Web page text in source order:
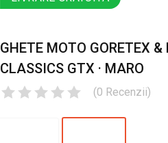
GHETE MOTO GORETEX
CLASSICS GTX · MARO
(0 Recenzii)